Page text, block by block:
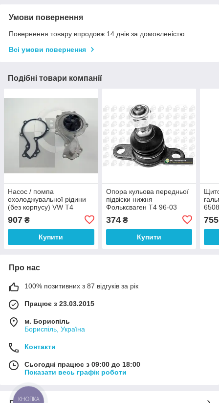
Умови повернення
Повернення товару впродовж 14 днів за домовленістю
Всі умови повернення
Подібні товари компанії
Насос / помпа
охолоджувальної рідини
(без корпусу) VW T4
1.9D/1.9TD/2.0 90-03 BGA
(Велика Британія) CP2280
907 ₴
Купити
Опора кульова передньої
підвіски нижня
Фольксваген Т4 96-03
374₴
Купити
755
Про нас
100% позитивних з 87 відгуків за рік
Працює з 23.03.2015
м. Бориспіль
Бориспіль, Україна
Контакти
Сьогодні працює з 09:00 до 18:00
Показати весь графік роботи
КНОПКА